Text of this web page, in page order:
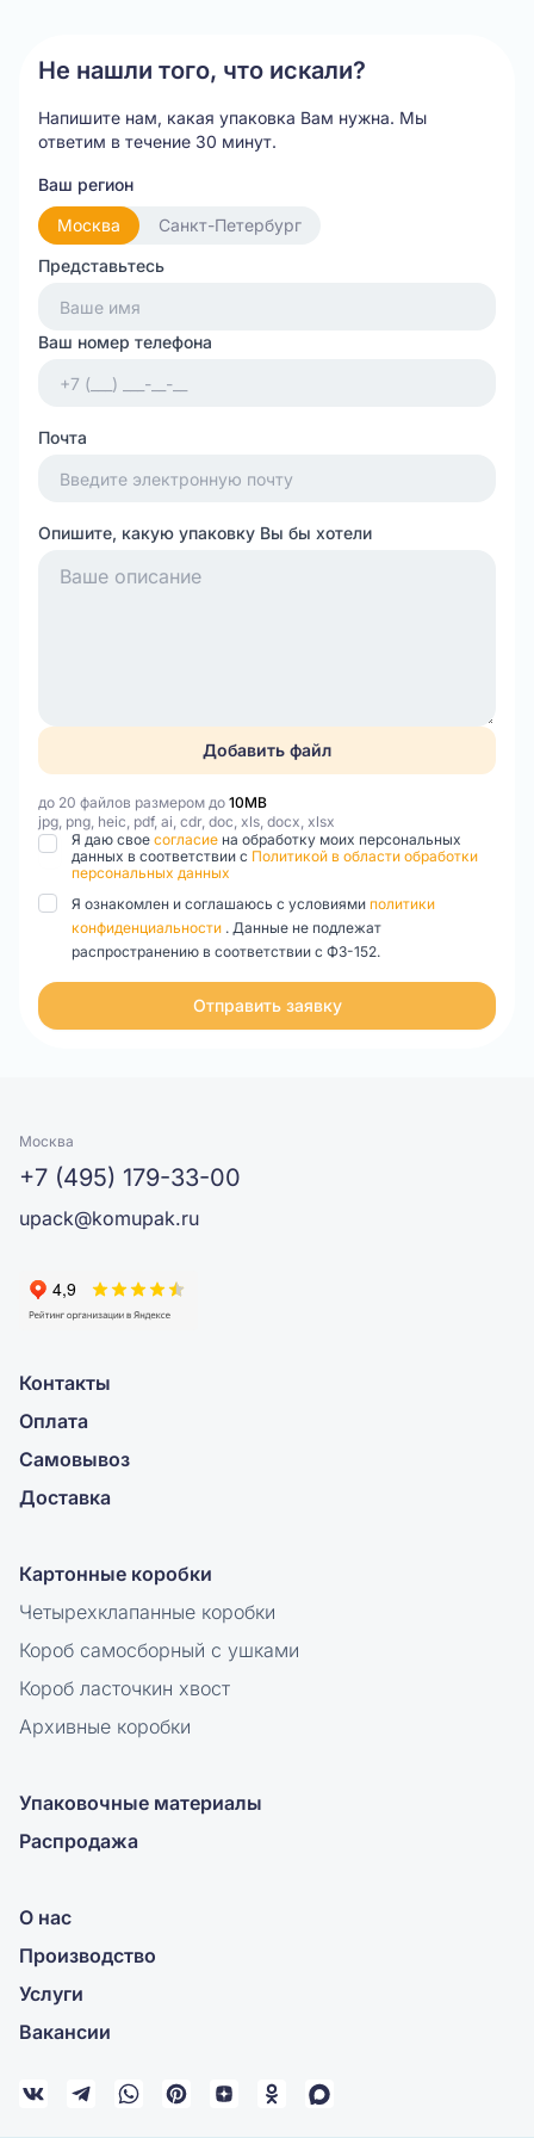
Не нашли того, что искали?
Напишите нам, какая упаковка Вам нужна. Мы
ответим в течение 30 минут.
Ваш регион
Москва
Санкт-Петербург
Представьтесь
Ваш номер телефона
Почта
Опишите, какую упаковку Вы бы хотели
Добавить файл
до 20 файлов размером до 10MB
jpg, png, heic, pdf, ai, cdr, doc, xls, docx, xlsx
Я даю свое согласие на обработку моих персональных
данных в соответствии с Политикой в области обработки
персональных данных
Я ознакомлен и соглашаюсь с условиями политики
конфиденциальности . Данные не подлежат
распространению в соответствии с ФЗ-152.
Отправить заявку
Москва
+7 (495) 179-33-00
upack@komupak.ru
Контакты
Оплата
Самовывоз
Доставка
Картонные коробки
Четырехклапанные коробки
Короб самосборный с ушками
Короб ласточкин хвост
Архивные коробки
Упаковочные материалы
Распродажа
О нас
Производство
Услуги
Вакансии